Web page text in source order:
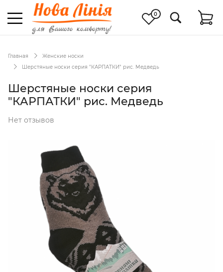
0
Главная
Женские носки
Шерстяные носки серия "КАРПАТКИ" рис. Медведь
Шерстяные носки серия
"КАРПАТКИ" рис. Медведь
Нет отзывов